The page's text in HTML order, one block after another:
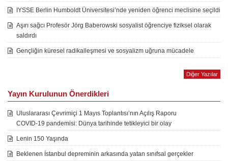
IYSSE Berlin Humboldt Üniversitesi’nde yeniden öğrenci meclisine seçildi
Aşırı sağcı Profesör Jörg Baberowski sosyalist öğrenciye fiziksel olarak
saldırdı
Gençliğin küresel radikalleşmesi ve sosyalizm uğruna mücadele
Diğer Yazılar
Yayın Kurulunun Önerdikleri
Uluslararası Çevrimiçi 1 Mayıs Toplantısı’nın Açılış Raporu
COVID-19 pandemisi: Dünya tarihinde tetikleyici bir olay
Lenin 150 Yaşında
Beklenen İstanbul depreminin arkasında yatan sınıfsal gerçekler